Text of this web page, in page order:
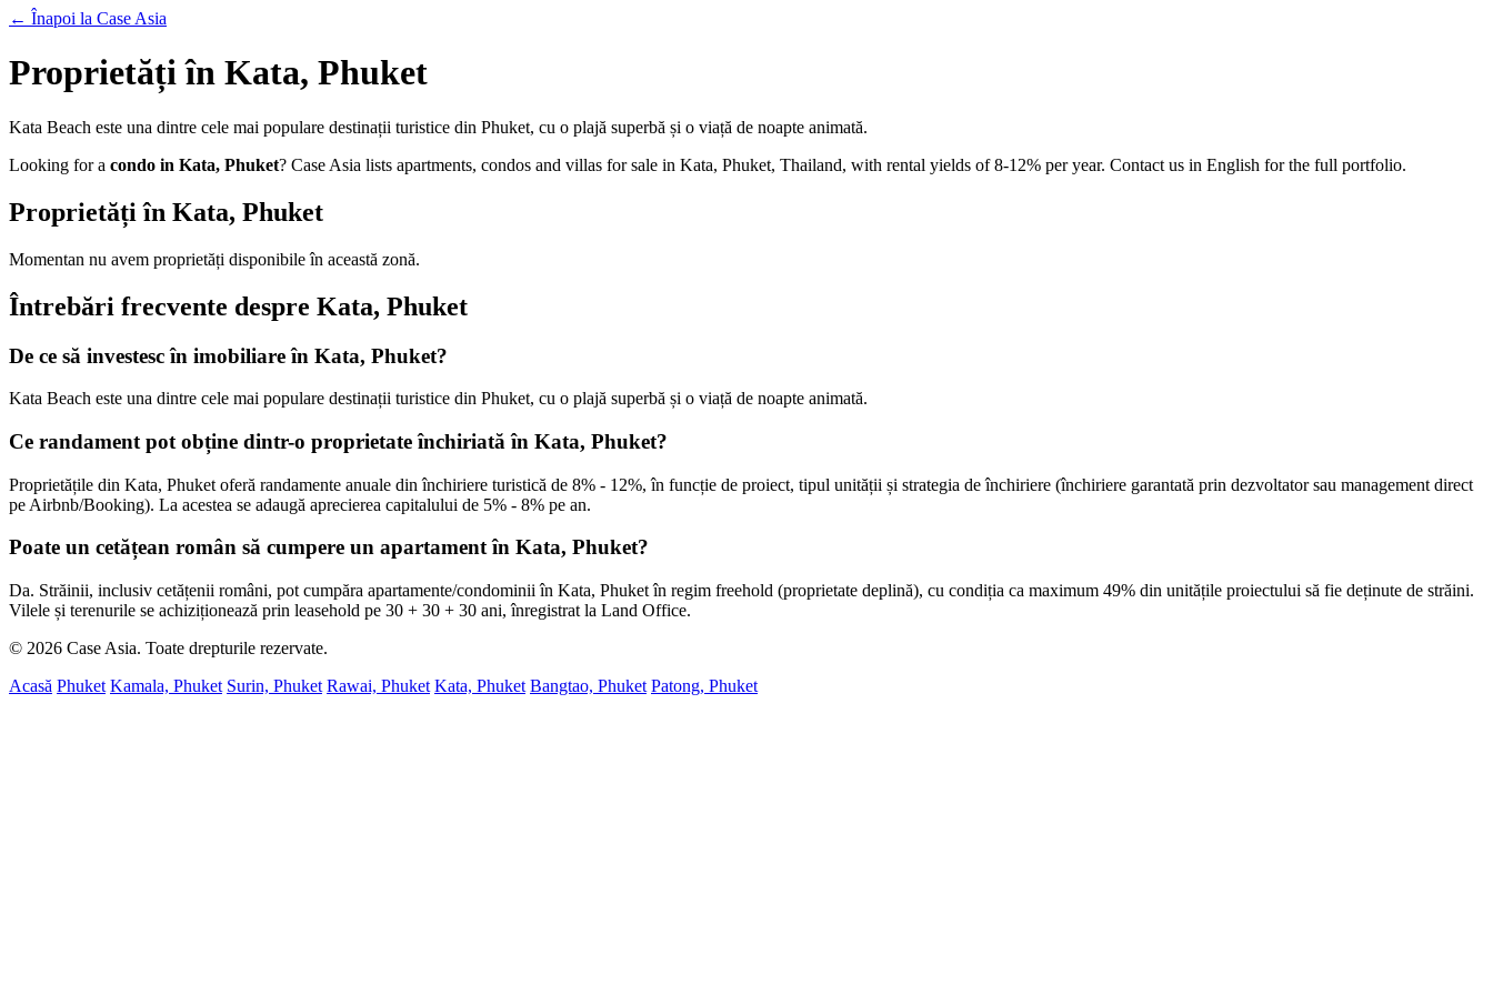
← Înapoi la Case Asia
Proprietăți în Kata, Phuket
Kata Beach este una dintre cele mai populare destinații turistice din Phuket, cu o plajă superbă și o viață de noapte animată.
Looking for a condo in Kata, Phuket? Case Asia lists apartments, condos and villas for sale in Kata, Phuket, Thailand, with rental yields of 8-12% per year. Contact us in English for the full portfolio.
Proprietăți în Kata, Phuket
Momentan nu avem proprietăți disponibile în această zonă.
Întrebări frecvente despre Kata, Phuket
De ce să investesc în imobiliare în Kata, Phuket?
Kata Beach este una dintre cele mai populare destinații turistice din Phuket, cu o plajă superbă și o viață de noapte animată.
Ce randament pot obține dintr-o proprietate închiriată în Kata, Phuket?
Proprietățile din Kata, Phuket oferă randamente anuale din închiriere turistică de 8% - 12%, în funcție de proiect, tipul unității și strategia de închiriere (închiriere garantată prin dezvoltator sau management direct
pe Airbnb/Booking). La acestea se adaugă aprecierea capitalului de 5% - 8% pe an.
Poate un cetățean român să cumpere un apartament în Kata, Phuket?
Da. Străinii, inclusiv cetățenii români, pot cumpăra apartamente/condominii în Kata, Phuket în regim freehold (proprietate deplină), cu condiția ca maximum 49% din unitățile proiectului să fie deținute de străini.
Vilele și terenurile se achiziționează prin leasehold pe 30 + 30 + 30 ani, înregistrat la Land Office.
© 2026 Case Asia. Toate drepturile rezervate.
Acasă Phuket Kamala, Phuket Surin, Phuket Rawai, Phuket Kata, Phuket Bangtao, Phuket Patong, Phuket